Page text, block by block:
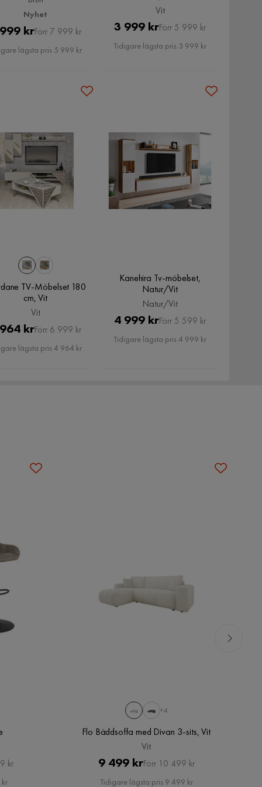
Nyhet
Pris
krOriginal
Pris
Förr 7 999 kr
lägsta pris 5 999 kr
Vit
Pris
3 999 krOriginal
Pris
Förr 5 999 kr
Tidigare lägsta pris 3 999 kr
TV-Möbelset 180
cm, Vit
Vit
Pris
krOriginal
Pris
Förr 6 999 kr
lägsta pris 4 964 kr
Kanehira Tv-möbelset,
Natur/Vit
Natur/Vit
Pris
4 999 krOriginal
Pris
Förr 5 599 kr
Tidigare lägsta pris 4 999 kr
kr
+4
Flo Bäddsoffa med Divan 3-sits, Vit
Vit
Pris
9 499 krOriginal
Pris
Förr 10 499 kr
Tidigare lägsta pris 9 499 kr